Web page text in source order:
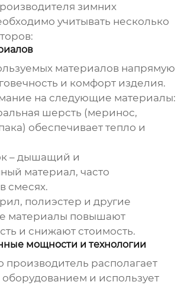
зимних
учитывать несколько
материалов напрямую
и комфорт изделия.
на следующие материалы:
шерсть (меринос,
обеспечивает тепло и
– дышащий и
материал, часто
смесях.
полиэстер и другие
материалы повышают
и снижают стоимость.
мощности и технологии
производитель располагает
и использует